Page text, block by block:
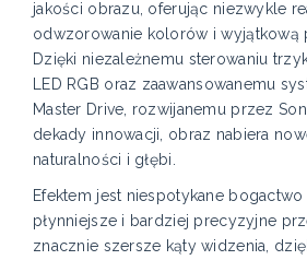
jakości obrazu, oferując niezwykle
odwzorowanie kolorów i wyjątkową
Dzięki niezależnemu sterowaniu
LED RGB oraz zaawansowanemu
Master Drive, rozwijanemu przez
dekady innowacji, obraz nabiera
naturalności i głębi.
Efektem jest niespotykane bogactwo
płynniejsze i bardziej precyzyjne
znacznie szersze kąty widzenia,